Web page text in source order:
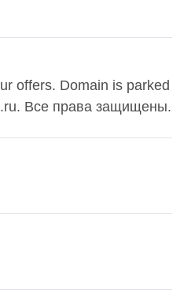
offers. Domain is parked
Все права защищены.